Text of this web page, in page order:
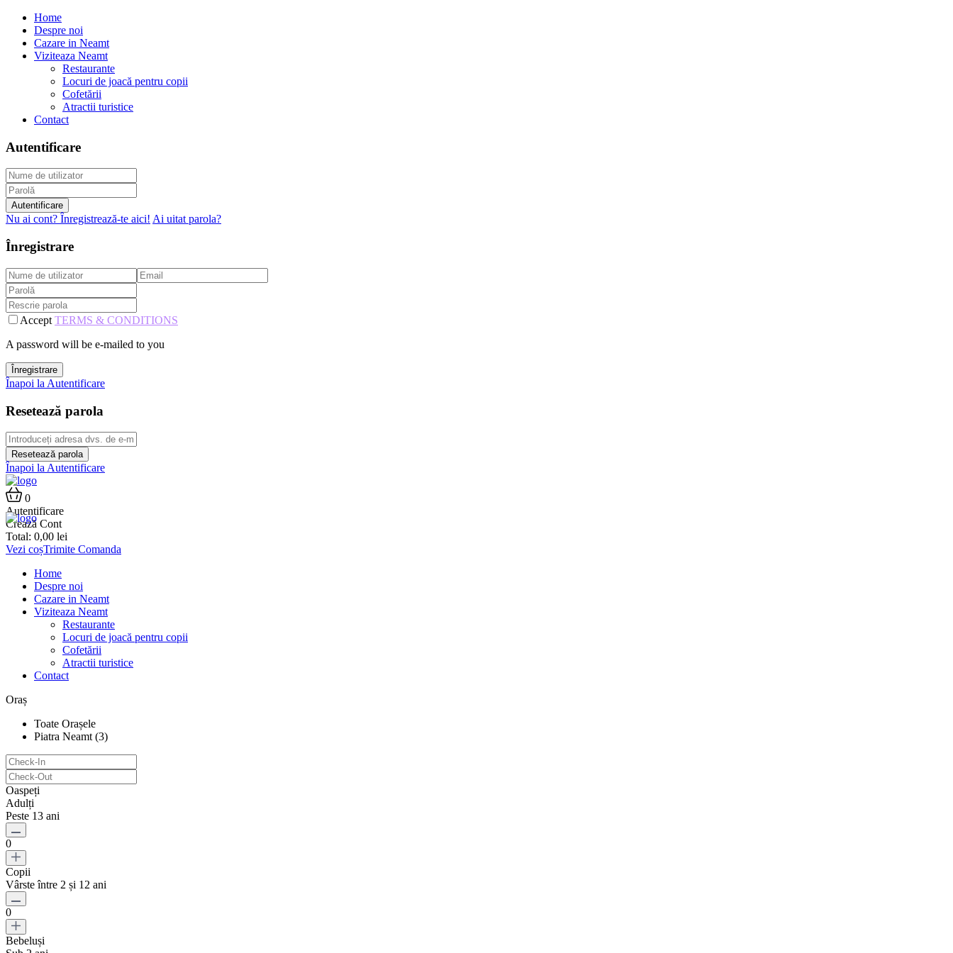
Home
Despre noi
Cazare in Neamt
Viziteaza Neamt
Restaurante
Locuri de joacă pentru copii
Cofetării
Atractii turistice
Contact
Autentificare
Autentificare
Nu ai cont? Înregistrează-te aici! Ai uitat parola?
Înregistrare
Accept TERMS & CONDITIONS
A password will be e-mailed to you
Înregistrare
Înapoi la Autentificare
Resetează parola
Resetează parola
Înapoi la Autentificare
0
Autentificare
Crează Cont
Total: 0,00 lei
Vezi coșTrimite Comanda
Home
Despre noi
Cazare in Neamt
Viziteaza Neamt
Restaurante
Locuri de joacă pentru copii
Cofetării
Atractii turistice
Contact
Oraș
Toate Orașele
Piatra Neamt (3)
Oaspeți
Adulți
Peste 13 ani
0
Copii
Vârste între 2 și 12 ani
0
Bebeluși